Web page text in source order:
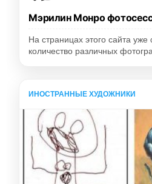
Мэрилин Монро
На страницах этого сайта
количество различных
ИНОСТРАННЫЕ ХУДОЖНИКИ